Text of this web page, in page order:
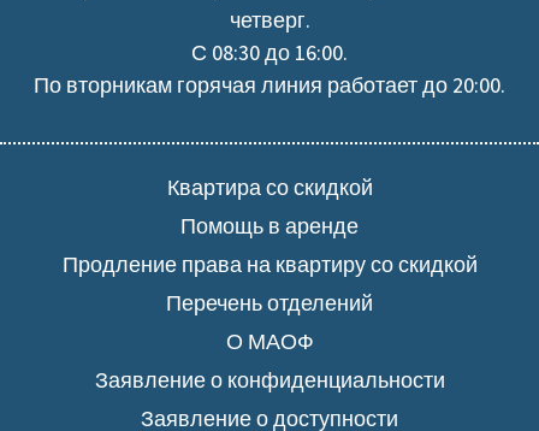
четверг.
С 08:30 до 16:00.
По вторникам горячая линия работает до 20:00.
Квартира со скидкой
Помощь в аренде
Продление права на квартиру со скидкой
Перечень отделений
О МАОФ
Заявление о конфиденциальности
Заявление о доступности